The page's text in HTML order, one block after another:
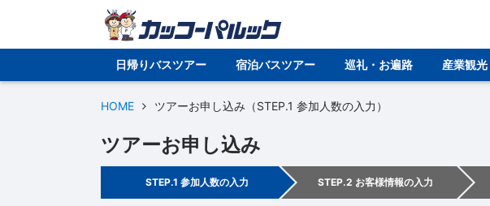
日帰りバスツアー 宿泊バスツアー 巡礼・お遍路 産業観光
HOME ツアーお申し込み（STEP.1 参加人数の入力）
ツアーお申し込み
STEP.1 参加人数の入力 STEP.2 お客様情報の入力